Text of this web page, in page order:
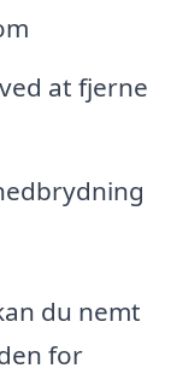
at fjerne
du nemt
for